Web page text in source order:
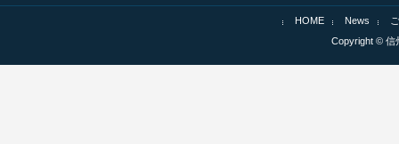
HOME News
Copyright © 信